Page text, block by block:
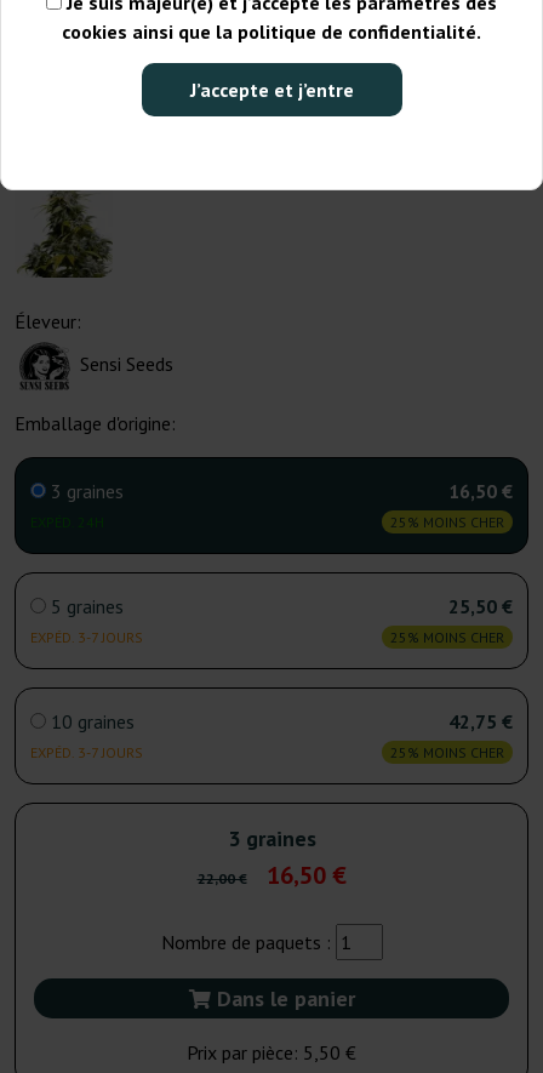
cookies ainsi que la politique de confidentialité.
J’accepte et j’entre
Éleveur:
Sensi Seeds
Emballage d'origine:
3 graines 16,50 €
25% MOINS CHER
5 graines
EXPÉD. 3-7 JOURS
25,50 €
25% MOINS CHER
10 graines
EXPÉD. 3-7 JOURS
42,75 €
25% MOINS CHER
3 graines
22,00 € 16,50 €
Nombre de paquets :
Dans le panier
Prix par pièce: 5,50 €